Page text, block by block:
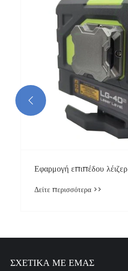
Εφαρμογή επιπέδου λέιζερ
Δείτε περισσότερα >>

ΣΧΕΤΙΚΆ ΜΕ ΕΜΆΣ